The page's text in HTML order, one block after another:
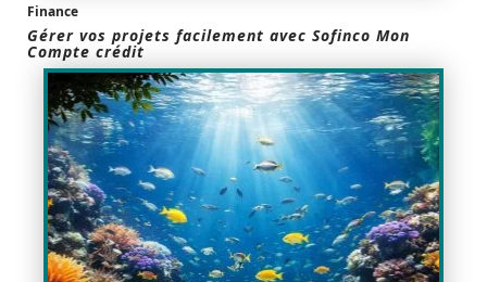
Finance
Gérer vos projets facilement avec Sofinco Mon
Compte crédit